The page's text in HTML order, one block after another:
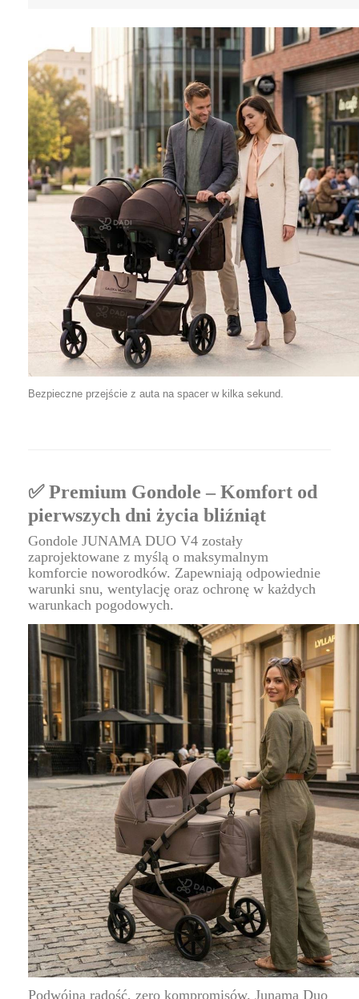
Bezpieczne przejście z auta na spacer w kilka sekund.
✅ Premium Gondole – Komfort od
pierwszych dni życia bliźniąt
Gondole JUNAMA DUO V4 zostały
zaprojektowane z myślą o maksymalnym
komforcie noworodków. Zapewniają odpowiednie
warunki snu, wentylację oraz ochronę w każdych
warunkach pogodowych.
Podwójna radość, zero kompromisów. Junama Duo